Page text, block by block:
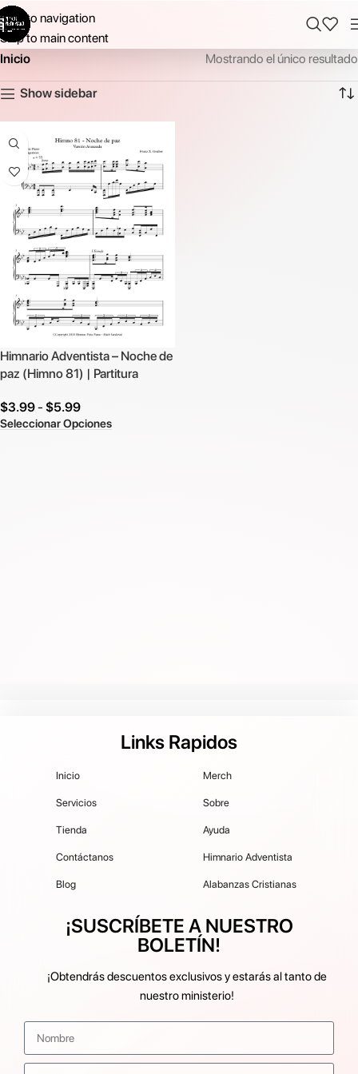
Skip to navigation
Skip to main content
Inicio
Mostrando el único resultado
Show sidebar
Himnario Adventista – Noche de
paz (Himno 81) | Partitura
$3.99- $5.99
Seleccionar Opciones
Links Rapidos
Inicio
Servicios
Tienda
Contáctanos
Blog
Merch
Sobre
Ayuda
Himnario Adventista
Alabanzas Cristianas
¡SUSCRÍBETE A NUESTRO
BOLETÍN!
¡Obtendrás descuentos exclusivos y estarás al tanto de
nuestro ministerio!